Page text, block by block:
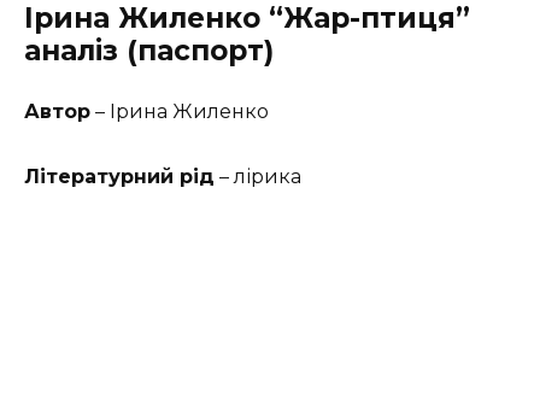
Ірина Жиленко “Жар-птиця”
аналіз (паспорт)
Автор – Ірина Жиленко
Літературний рід – лірика